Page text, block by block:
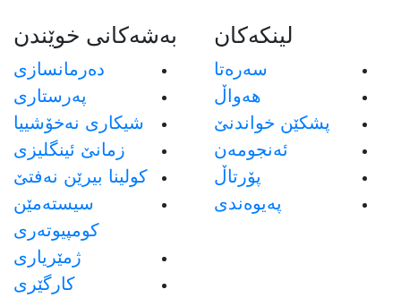
لینکەکان
سەرەتا
هەواڵ
پشکێن خواندنێ
ئەنجومەن
پۆرتاڵ
پەیوەندی
بەشەکانی خوێندن
دەرمانسازی
پەرستاری
شیکاری نەخۆشییا
زمانێ ئینگلیزی
كولينا بيرێن نه‌فتێ
سيسته‌مێن
كومپيوته‌رى
ژمێريارى
كارگێرى